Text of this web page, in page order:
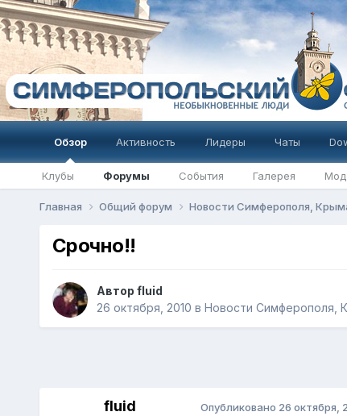
Обзор
Клубы Форумы События Галерея
Активность Лидеры Чаты
Главная Общий форум Новости Симферополя,
Срочно!!
Автор fluid
26 октября, 2010 в Новости Симферополя,
fluid Опубликовано 26 октября,